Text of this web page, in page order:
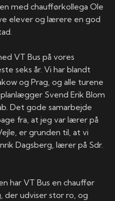
med chaufførkollega Ole
elever og lærere en god
VT Bus på vores
seks år. Vi har blandt
og Prag, og alle turene
Svend Erik Blom
Det gode samarbejde
fra, at jeg var lærer på
er grunden til, at vi
Dagsberg, lærer på Sdr.
har VT Bus en chauffør
der udviser stor ro, og